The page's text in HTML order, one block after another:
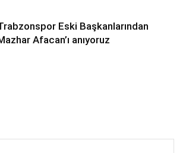
Eski Başkanlarından
Afacan’ı anıyoruz